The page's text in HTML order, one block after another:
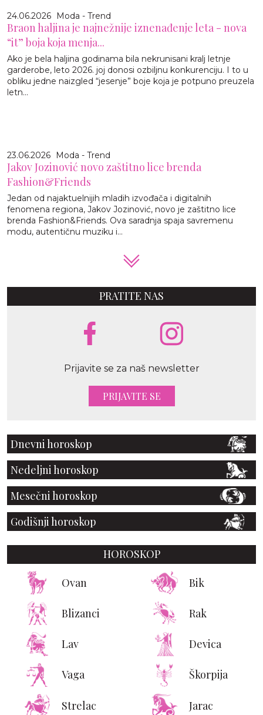
24.06.2026 Moda - Trend
Braon haljina je najnežnije iznenađenje leta - nova
“it” boja koja menja...
Ako je bela haljina godinama bila nekrunisani kralj letnje
garderobe, leto 2026. joj donosi ozbiljnu konkurenciju. I to u
obliku jedne naizgled “jesenje” boje koja je potpuno preuzela
letn...
23.06.2026 Moda - Trend
Jakov Jozinović novo zaštitno lice brenda
Fashion&Friends
Jedan od najaktuelnijih mladih izvođača i digitalnih
fenomena regiona, Jakov Jozinović, novo je zaštitno lice
brenda Fashion&Friends. Ova saradnja spaja savremenu
modu, autentičnu muziku i...
PRATITE NAS
Prijavite se za naš newsletter
PRIJAVITE SE
Dnevni horoskop
Nedeljni horoskop
Mesečni horoskop
Godišnji horoskop
HOROSKOP
Ovan Bik
Blizanci Rak
Lav Devica
Vaga Škorpija
Strelac Jarac